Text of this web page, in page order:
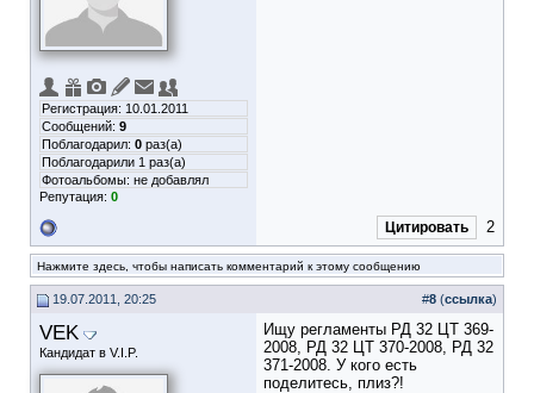
Регистрация: 10.01.2011
Сообщений: 9
Поблагодарил: 0 раз(а)
Поблагодарили 1 раз(а)
Фотоальбомы: не добавлял
Репутация: 0
Цитировать 2
Нажмите здесь, чтобы написать комментарий к этому сообщению
19.07.2011, 20:25 #8 (ссылка)
VEK
Кандидат в V.I.P.
Ищу регламенты РД 32 ЦТ 369-
2008, РД 32 ЦТ 370-2008, РД 32
371-2008. У кого есть
поделитесь, плиз?!